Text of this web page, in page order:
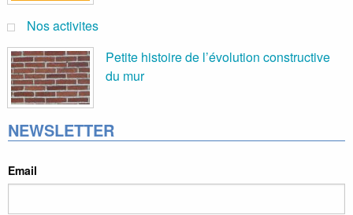
Nos activites
Petite histoire de l’évolution constructive
du mur
NEWSLETTER
Email